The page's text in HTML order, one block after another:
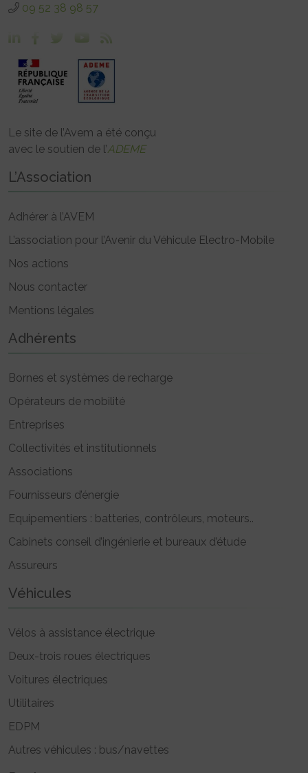
09 52 38 98 57
Le site de l’Avem a été conçu
avec le soutien de l’ADEME
L’Association
Adhérer à l’AVEM
L’association pour l’Avenir du Véhicule Electro-Mobile
Nos actions
Nous contacter
Mentions légales
Adhérents
Bornes et systèmes de recharge
Opérateurs de mobilité
Entreprises
Collectivités et institutionnels
Associations
Fournisseurs d’énergie
Equipementiers : batteries, contrôleurs, moteurs..
Cabinets conseil d’ingénierie et bureaux d’étude
Assureurs
Véhicules
Vélos à assistance électrique
Deux-trois roues électriques
Voitures électriques
Utilitaires
EDPM
Autres véhicules : bus/navettes